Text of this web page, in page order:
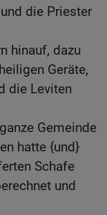
die Priester
hinauf, dazu
Geräte,
die Leviten
Gemeinde
hatte {und}
Schafe
und